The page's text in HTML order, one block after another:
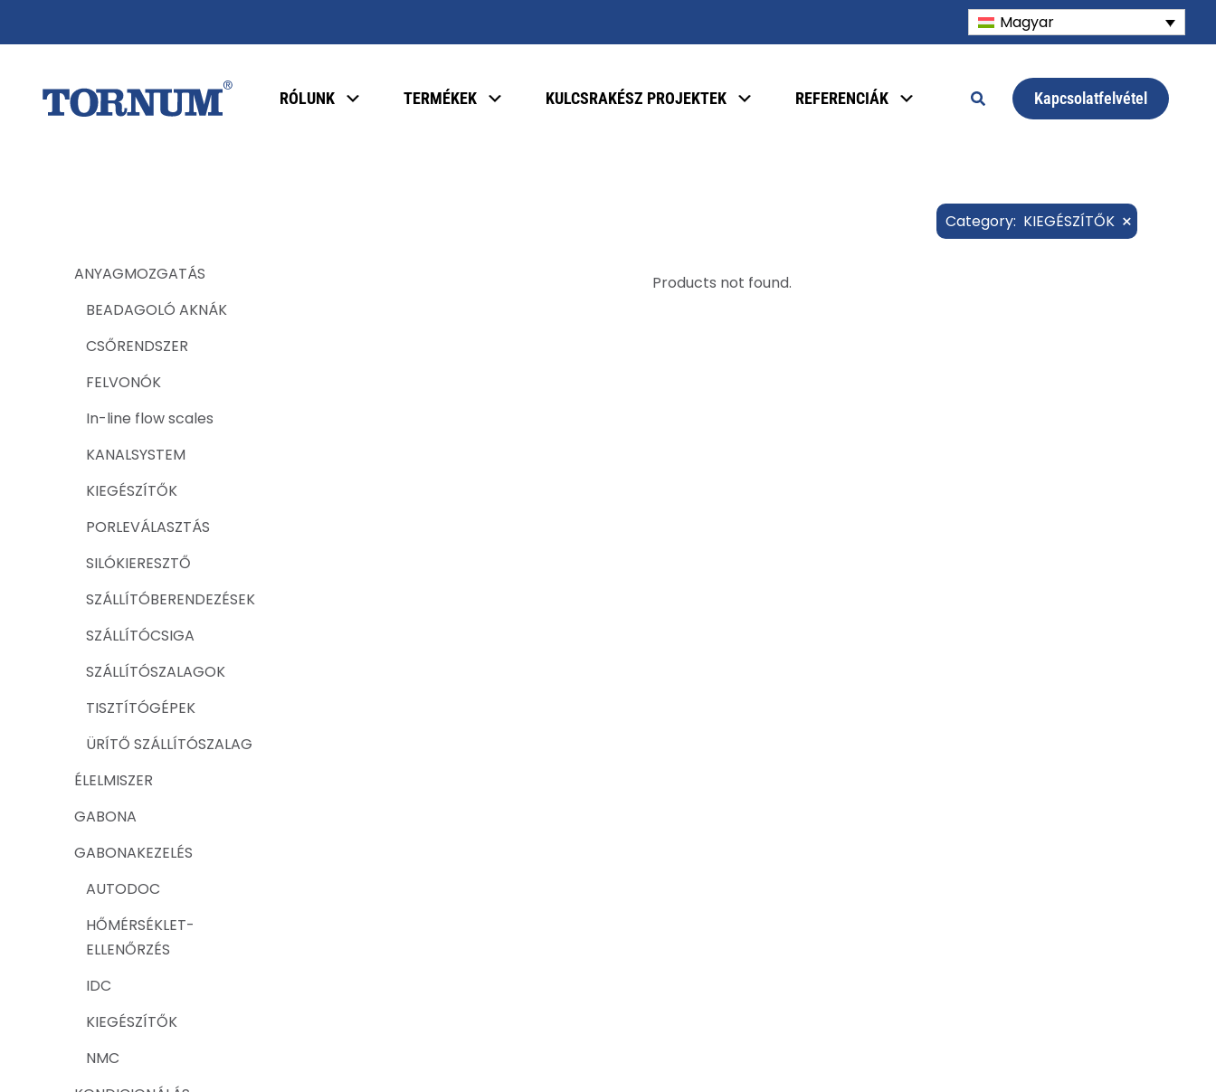
Magyar
RÓLUNK TERMÉKEK KULCSRAKÉSZ PROJEKTEK REFERENCIÁK Kapcsolatfelvétel
Category: KIEGÉSZÍTŐK ×
ANYAGMOZGATÁS
BEADAGOLÓ AKNÁK
CSŐRENDSZER
FELVONÓK
In-line flow scales
KANALSYSTEM
KIEGÉSZÍTŐK
PORLEVÁLASZTÁS
SILÓKIERESZTŐ
SZÁLLÍTÓBERENDEZÉSEK
SZÁLLÍTÓCSIGA
SZÁLLÍTÓSZALAGOK
TISZTÍTÓGÉPEK
ÜRÍTŐ SZÁLLÍTÓSZALAG
ÉLELMISZER
GABONA
GABONAKEZELÉS
AUTODOC
HŐMÉRSÉKLET-
ELLENŐRZÉS
IDC
KIEGÉSZÍTŐK
NMC
Products not found.